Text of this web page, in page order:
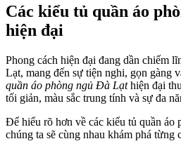
Các kiểu tủ quần áo
hiện đại
Phong cách hiện đại đang dần chiếm
Lạt, mang đến sự tiện nghi, gọn gàng
quần áo phòng ngủ Đà Lạthiện đại
tối giản, màu sắc trung tính và sự đa
Để hiểu rõ hơn về các kiểu tủ quần áo
chúng ta sẽ cùng nhau khám phá từng